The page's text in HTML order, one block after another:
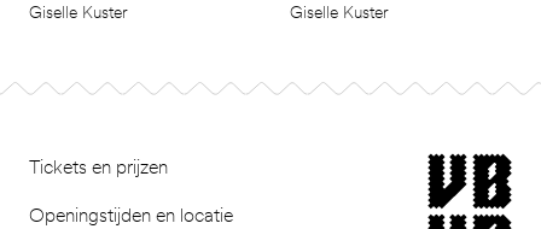
Giselle Kuster
Giselle Kuster
Tickets en prijzen
Openingstijden en locatie
museum van